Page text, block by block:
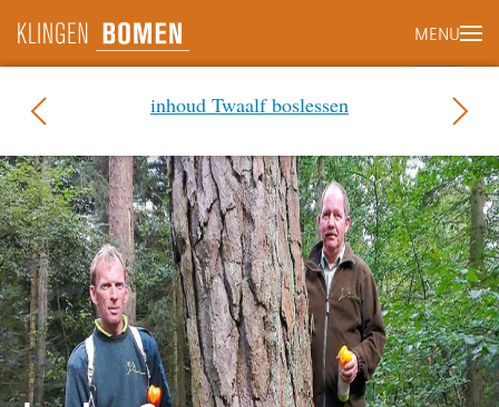
Terug naar hoofdinhoud
MENU
inhoud Twaalf boslessen